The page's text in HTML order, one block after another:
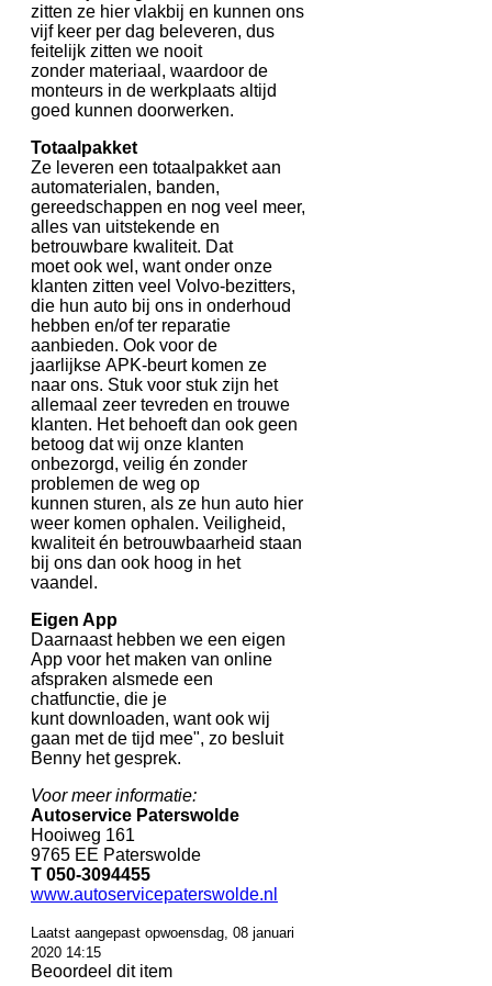
zitten ze hier vlakbij en kunnen ons
vijf keer per dag beleveren, dus
feitelijk zitten we nooit
zonder materiaal, waardoor de
monteurs in de werkplaats altijd
goed kunnen doorwerken.
Totaalpakket
Ze leveren een totaalpakket aan
automaterialen, banden,
gereedschappen en nog veel meer,
alles van uitstekende en
betrouwbare kwaliteit. Dat
moet ook wel, want onder onze
klanten zitten veel Volvo-bezitters,
die hun auto bij ons in onderhoud
hebben en/of ter reparatie
aanbieden. Ook voor de
jaarlijkse APK-beurt komen ze
naar ons. Stuk voor stuk zijn het
allemaal zeer tevreden en trouwe
klanten. Het behoeft dan ook geen
betoog dat wij onze klanten
onbezorgd, veilig én zonder
problemen de weg op
kunnen sturen, als ze hun auto hier
weer komen ophalen. Veiligheid,
kwaliteit én betrouwbaarheid staan
bij ons dan ook hoog in het
vaandel.
Eigen App
Daarnaast hebben we een eigen
App voor het maken van online
afspraken alsmede een
chatfunctie, die je
kunt downloaden, want ook wij
gaan met de tijd mee", zo besluit
Benny het gesprek.
Voor meer informatie:
Autoservice Paterswolde
Hooiweg 161
9765 EE Paterswolde
T 050-3094455
www.autoservicepaterswolde.nl
Laatst aangepast opwoensdag, 08 januari
2020 14:15
Beoordeel dit item